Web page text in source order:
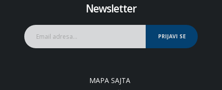
Newsletter
PRIJAVI SE
MAPA SAJTA